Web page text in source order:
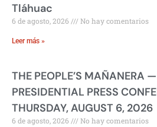
Tláhuac
6 de agosto, 2026 No hay comentarios
Leer más »
THE PEOPLE’S MAÑANERA
PRESIDENTIAL PRESS
THURSDAY, AUGUST 6, 2026
6 de agosto, 2026 No hay comentarios